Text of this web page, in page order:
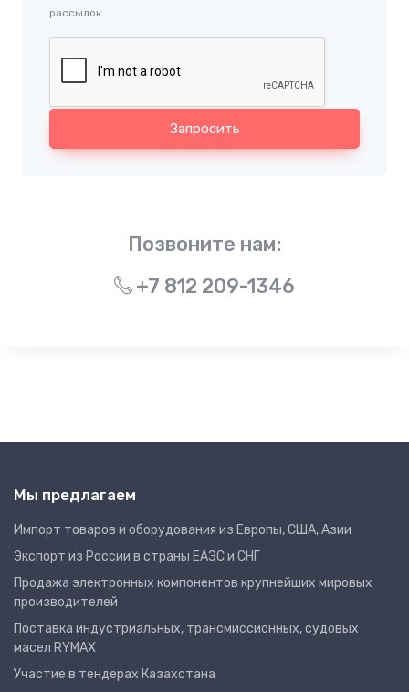
рассылок.
Запросить
Позвоните нам:
+7 812 209-1346
Мы предлагаем
Импорт товаров и оборудования из Европы, США, Азии
Экспорт из России в страны ЕАЭС и СНГ
Продажа электронных компонентов крупнейших мировых
производителей
Поставка индустриальных, трансмиссионных, судовых
масел RYMAX
Участие в тендерах Казахстана